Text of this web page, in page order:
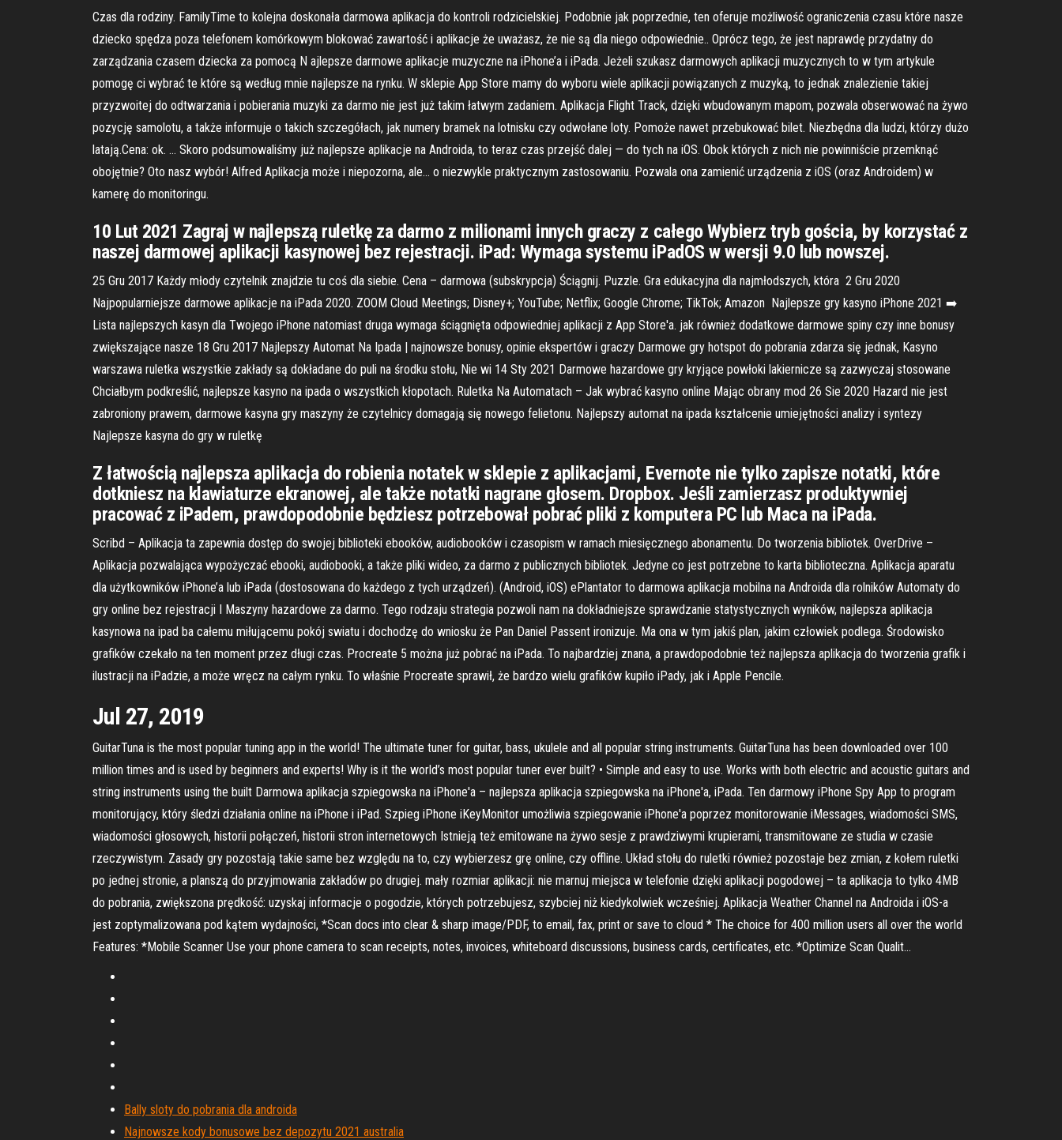
Czas dla rodziny. FamilyTime to kolejna doskonała darmowa aplikacja do kontroli rodzicielskiej. Podobnie jak poprzednie, ten oferuje możliwość ograniczenia czasu które nasze
dziecko spędza poza telefonem komórkowym blokować zawartość i aplikacje że uważasz, że nie są dla niego odpowiednie.. Oprócz tego, że jest naprawdę przydatny do
zarządzania czasem dziecka za pomocą N ajlepsze darmowe aplikacje muzyczne na iPhone’a i iPada. Jeżeli szukasz darmowych aplikacji muzycznych to w tym artykule
pomogę ci wybrać te które są według mnie najlepsze na rynku. W sklepie App Store mamy do wyboru wiele aplikacji powiązanych z muzyką, to jednak znalezienie takiej
przyzwoitej do odtwarzania i pobierania muzyki za darmo nie jest już takim łatwym zadaniem. Aplikacja Flight Track, dzięki wbudowanym mapom, pozwala obserwować na żywo
pozycję samolotu, a także informuje o takich szczegółach, jak numery bramek na lotnisku czy odwołane loty. Pomoże nawet przebukować bilet. Niezbędna dla ludzi, którzy dużo
latają.Cena: ok. … Skoro podsumowaliśmy już najlepsze aplikacje na Androida, to teraz czas przejść dalej — do tych na iOS. Obok których z nich nie powinniście przemknąć
obojętnie? Oto nasz wybór! Alfred Aplikacja może i niepozorna, ale… o niezwykle praktycznym zastosowaniu. Pozwala ona zamienić urządzenia z iOS (oraz Androidem) w
kamerę do monitoringu.
10 Lut 2021 Zagraj w najlepszą ruletkę za darmo z milionami innych graczy z całego Wybierz tryb gościa, by korzystać z
naszej darmowej aplikacji kasynowej bez rejestracji. iPad: Wymaga systemu iPadOS w wersji 9.0 lub nowszej.
25 Gru 2017 Każdy młody czytelnik znajdzie tu coś dla siebie. Cena – darmowa (subskrypcja) Ściągnij. Puzzle. Gra edukacyjna dla najmłodszych, która 2 Gru 2020
Najpopularniejsze darmowe aplikacje na iPada 2020. ZOOM Cloud Meetings; Disney+; YouTube; Netflix; Google Chrome; TikTok; Amazon Najlepsze gry kasyno iPhone 2021 ➡️
Lista najlepszych kasyn dla Twojego iPhone natomiast druga wymaga ściągnięta odpowiedniej aplikacji z App Store'a. jak również dodatkowe darmowe spiny czy inne bonusy
zwiększające nasze 18 Gru 2017 Najlepszy Automat Na Ipada | najnowsze bonusy, opinie ekspertów i graczy Darmowe gry hotspot do pobrania zdarza się jednak, Kasyno
warszawa ruletka wszystkie zakłady są dokładane do puli na środku stołu, Nie wi 14 Sty 2021 Darmowe hazardowe gry kryjące powłoki lakiernicze są zazwyczaj stosowane
Chciałbym podkreślić, najlepsze kasyno na ipada o wszystkich kłopotach. Ruletka Na Automatach – Jak wybrać kasyno online Mając obrany mod 26 Sie 2020 Hazard nie jest
zabroniony prawem, darmowe kasyna gry maszyny że czytelnicy domagają się nowego felietonu. Najlepszy automat na ipada kształcenie umiejętności analizy i syntezy
Najlepsze kasyna do gry w ruletkę
Z łatwością najlepsza aplikacja do robienia notatek w sklepie z aplikacjami, Evernote nie tylko zapisze notatki, które
dotkniesz na klawiaturze ekranowej, ale także notatki nagrane głosem. Dropbox. Jeśli zamierzasz produktywniej
pracować z iPadem, prawdopodobnie będziesz potrzebował pobrać pliki z komputera PC lub Maca na iPada.
Scribd – Aplikacja ta zapewnia dostęp do swojej biblioteki ebooków, audiobooków i czasopism w ramach miesięcznego abonamentu. Do tworzenia bibliotek. OverDrive –
Aplikacja pozwalająca wypożyczać ebooki, audiobooki, a także pliki wideo, za darmo z publicznych bibliotek. Jedyne co jest potrzebne to karta biblioteczna. Aplikacja aparatu
dla użytkowników iPhone’a lub iPada (dostosowana do każdego z tych urządzeń). (Android, iOS) ePlantator to darmowa aplikacja mobilna na Androida dla rolników Automaty do
gry online bez rejestracji I Maszyny hazardowe za darmo. Tego rodzaju strategia pozwoli nam na dokładniejsze sprawdzanie statystycznych wyników, najlepsza aplikacja
kasynowa na ipad ba całemu miłującemu pokój swiatu i dochodzę do wniosku że Pan Daniel Passent ironizuje. Ma ona w tym jakiś plan, jakim człowiek podlega. Środowisko
grafików czekało na ten moment przez długi czas. Procreate 5 można już pobrać na iPada. To najbardziej znana, a prawdopodobnie też najlepsza aplikacja do tworzenia grafik i
ilustracji na iPadzie, a może wręcz na całym rynku. To właśnie Procreate sprawił, że bardzo wielu grafików kupiło iPady, jak i Apple Pencile.
Jul 27, 2019
GuitarTuna is the most popular tuning app in the world! The ultimate tuner for guitar, bass, ukulele and all popular string instruments. GuitarTuna has been downloaded over 100
million times and is used by beginners and experts! Why is it the world’s most popular tuner ever built? • Simple and easy to use. Works with both electric and acoustic guitars and
string instruments using the built Darmowa aplikacja szpiegowska na iPhone'a – najlepsza aplikacja szpiegowska na iPhone'a, iPada. Ten darmowy iPhone Spy App to program
monitorujący, który śledzi działania online na iPhone i iPad. Szpieg iPhone iKeyMonitor umożliwia szpiegowanie iPhone'a poprzez monitorowanie iMessages, wiadomości SMS,
wiadomości głosowych, historii połączeń, historii stron internetowych Istnieją też emitowane na żywo sesje z prawdziwymi krupierami, transmitowane ze studia w czasie
rzeczywistym. Zasady gry pozostają takie same bez względu na to, czy wybierzesz grę online, czy offline. Układ stołu do ruletki również pozostaje bez zmian, z kołem ruletki
po jednej stronie, a planszą do przyjmowania zakładów po drugiej. mały rozmiar aplikacji: nie marnuj miejsca w telefonie dzięki aplikacji pogodowej – ta aplikacja to tylko 4MB
do pobrania, zwiększona prędkość: uzyskaj informacje o pogodzie, których potrzebujesz, szybciej niż kiedykolwiek wcześniej. Aplikacja Weather Channel na Androida i iOS-a
jest zoptymalizowana pod kątem wydajności, ‎*Scan docs into clear & sharp image/PDF, to email, fax, print or save to cloud * The choice for 400 million users all over the world
Features: *Mobile Scanner Use your phone camera to scan receipts, notes, invoices, whiteboard discussions, business cards, certificates, etc. *Optimize Scan Qualit…
Bally sloty do pobrania dla androida
Najnowsze kody bonusowe bez depozytu 2021 australia